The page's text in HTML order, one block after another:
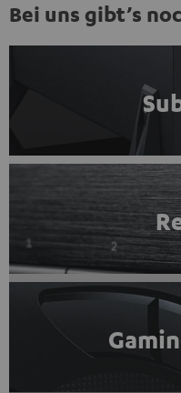
Bei uns gibt’s